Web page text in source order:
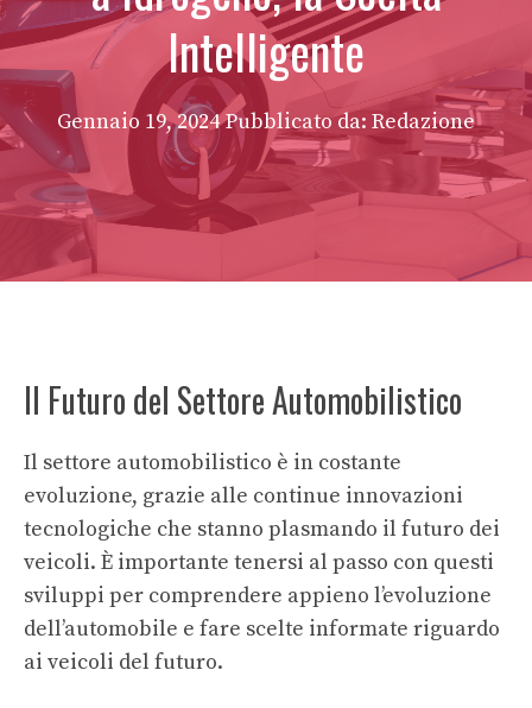
Intelligente
Gennaio 19, 2024 Pubblicato da: Redazione
Il Futuro del Settore Automobilistico
Il settore automobilistico è in costante
evoluzione, grazie alle continue innovazioni
tecnologiche che stanno plasmando il futuro dei
veicoli. È importante tenersi al passo con questi
sviluppi per comprendere appieno l’evoluzione
dell’automobile e fare scelte informate riguardo
ai veicoli del futuro.